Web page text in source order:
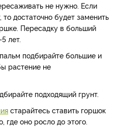
не нужно. Если
достаточно будет заменить
Пересадку в больший
лет.
подбирайте большие и
растение не
подходящий грунт.
старайтесь ставить горшок
где оно росло до этого.